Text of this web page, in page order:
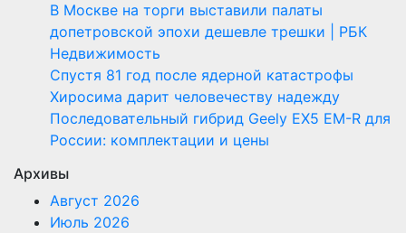
В Москве на торги выставили палаты
допетровской эпохи дешевле трешки | РБК
Недвижимость
Спустя 81 год после ядерной катастрофы
Хиросима дарит человечеству надежду
Последовательный гибрид Geely EX5 EM-R для
России: комплектации и цены
Архивы
Август 2026
Июль 2026